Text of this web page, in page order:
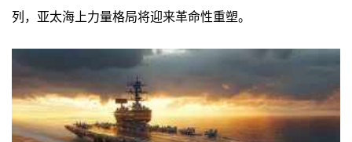
列，亚太海上力量格局将迎来革命性重塑。